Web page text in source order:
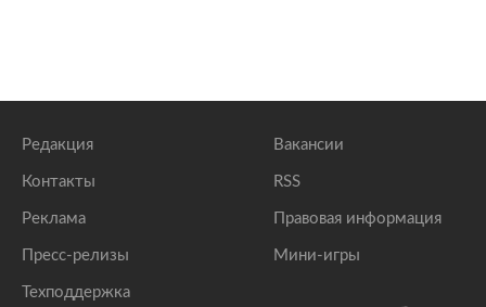
Редакция
Контакты
Реклама
Пресс-релизы
Техподдержка
Вакансии
RSS
Правовая информация
Мини-игры